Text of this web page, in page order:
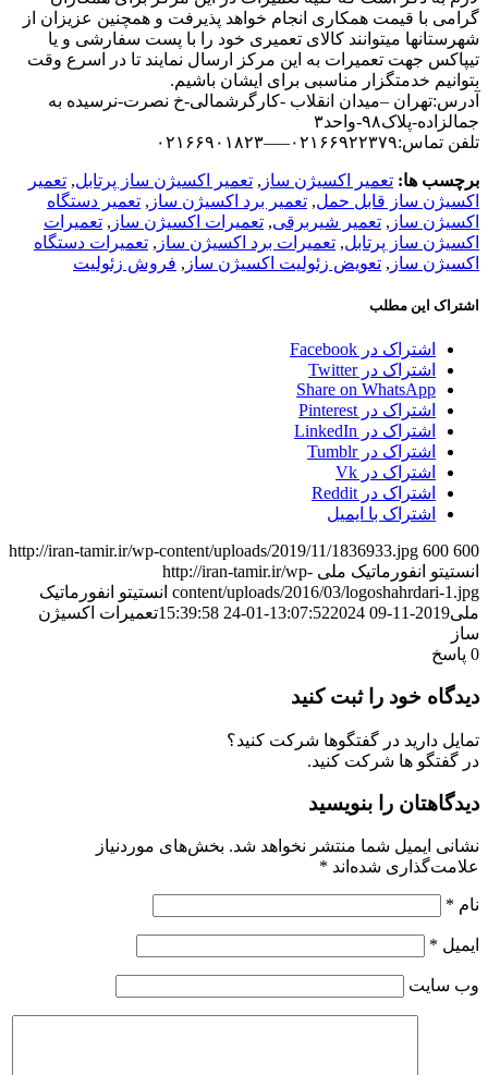
گرامی با قیمت همکاری انجام خواهد پذیرفت و همچنین عزیزان از
شهرستانها میتوانند کالای تعمیری خود را با پست سفارشی و یا
تیپاکس جهت تعمیرات به این مرکز ارسال نمایند تا در اسرع وقت
بتوانیم خدمتگزار مناسبی برای ایشان باشیم.
آدرس:تهران –میدان انقلاب -کارگرشمالی-خ نصرت-نرسیده به
جمالزاده-پلاک۹۸-واحد۳
تلفن تماس:۰۲۱۶۶۹۲۲۳۷۹—–۰۲۱۶۶۹۰۱۸۲۳
برچسب ها: تعمیر اکسیژن ساز , تعمیر اکسیژن ساز پرتابل, تعمیر
اکسیژن ساز قابل حمل, تعمیر برد اکسیژن ساز , تعمیر دستگاه
اکسیژن ساز , تعمیر شیربرقی, تعمیرات اکسیژن ساز , تعمیرات
اکسیژن ساز پرتابل, تعمیرات برد اکسیژن ساز , تعمیرات دستگاه
اکسیژن ساز , تعویض زئولیت اکسیژن ساز , فروش زئولیت
اشتراک این مطلب
اشتراک در Facebook
اشتراک در Twitter
Share on WhatsApp
اشتراک در Pinterest
اشتراک در LinkedIn
اشتراک در Tumblr
اشتراک در Vk
اشتراک در Reddit
اشتراک با ایمیل
http://iran-tamir.ir/wp-content/uploads/2019/11/1836933.jpg 600 600
انستیتو انفورماتیک ملی http://iran-tamir.ir/wp-
content/uploads/2016/03/logoshahrdari-1.jpg انستیتو انفورماتیک
ملی2019-11-09 13:07:52
2024-01-24 15:39:58
تعمیرات اکسیژن
ساز
0 پاسخ
دیدگاه خود را ثبت کنید
تمایل دارید در گفتگوها شرکت کنید؟
در گفتگو ها شرکت کنید.
دیدگاهتان را بنویسید
نشانی ایمیل شما منتشر نخواهد شد. بخش‌های موردنیاز
علامت‌گذاری شده‌اند *
نام *
ایمیل *
وب‌ سایت